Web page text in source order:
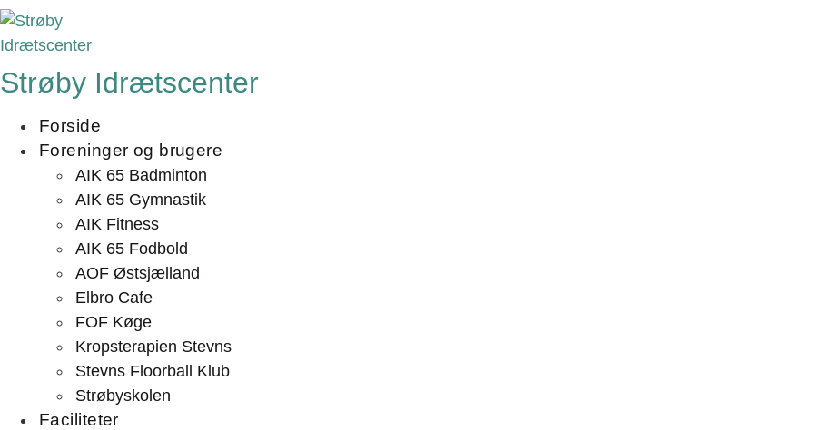
Videre
til
Strøby Idrætscenter
Forside
Foreninger og brugere
AIK 65 Badminton
AIK 65 Gymnastik
AIK Fitness
AIK 65 Fodbold
AOF Østsjælland
Elbro Cafe
FOF Køge
Kropsterapien Stevns
Stevns Floorball Klub
Strøbyskolen
Faciliteter